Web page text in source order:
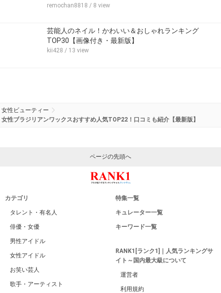
remochan8818 / 8 view
芸能人のネイル！かわいい＆おしゃれランキング
TOP30【画像付き・最新版】
kii428 / 13 view
女性ビューティー
女性ブラジリアンワックスおすすめ人気TOP22！口コミも紹介【最新版】
ページの先頭へ
カテゴリ
タレント・有名人
俳優・女優
男性アイドル
女性アイドル
お笑い芸人
歌手・アーティスト
特集一覧
キュレーター一覧
キーワード一覧
RANK1[ランク1]｜人気ランキングサ
イト～国内最大級について
運営者
利用規約